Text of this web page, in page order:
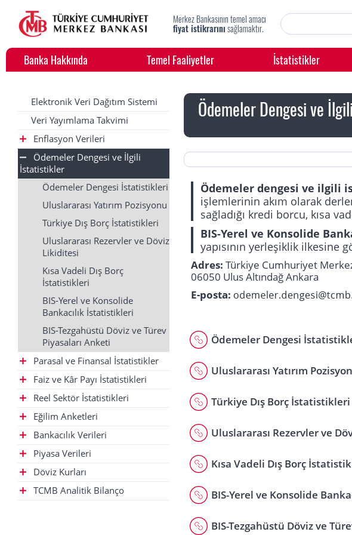
Merkez Bankasının temel amacı
fiyat istikrarınısağlamaktır.
Banka Hakkında Temel Faaliyetler İstatistikler
Elektronik Veri Dağıtım Sistemi
Veri Yayımlama Takvimi
Enflasyon Verileri
Ödemeler Dengesi ve İlgili
İstatistikler
Ödemeler Dengesi İstatistikleri
Uluslararası Yatırım Pozisyonu
Türkiye Dış Borç İstatistikleri
Uluslararası Rezervler ve Döviz
Likiditesi
Kısa Vadeli Dış Borç
İstatistikleri
BIS-Yerel ve Konsolide
Bankacılık İstatistikleri
BIS-Tezgahüstü Döviz ve Türev
Piyasaları Anketi
Parasal ve Finansal İstatistikler
Faiz ve Kâr Payı İstatistikleri
Reel Sektör İstatistikleri
Eğilim Anketleri
Bankacılık Verileri
Piyasa Verileri
Döviz Kurları
TCMB Analitik Bilanço
Ödemeler Dengesi ve
Ödemeler dengesi ve ilgili
işlemlerinin akım olarak
sağladığı kredi borcu, kısa
BIS-Yerel ve Konsolide
yapısının yerleşiklik ilkesine
Adres: Türkiye Cumhuriyet
06050 Ulus Altındağ Ankara
E-posta:
Ödemeler Dengesi
Uluslararası Yatırım
Türkiye Dış Borç İstatistikleri
Uluslararası Rezervler ve
Kısa Vadeli Dış Borç
BIS-Yerel ve Konsolide
BIS-Tezgahüstü Döviz ve